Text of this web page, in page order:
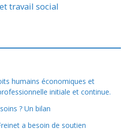
travail social
humains économiques et
initiale et continue.
? Un bilan
a besoin de soutien